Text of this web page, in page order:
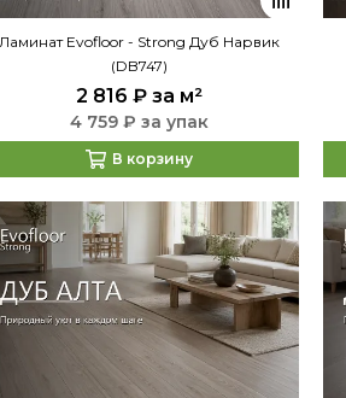
Ламинат Evofloor - Strong Дуб Нарвик
(DB747)
2 816 ₽за м²
4 759 ₽ за упак
В корзину